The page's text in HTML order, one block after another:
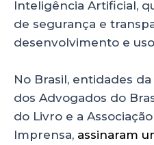
Inteligência Artificial,
de segurança e
desenvolvimento e
No Brasil, entidades
dos Advogados do
do Livro e a
Imprensa, assinaram